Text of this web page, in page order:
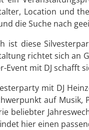
Location und
die Suche nach
ist diese
richtet sich an
Event mit DJ schafft
mit DJ
auf
beliebter
hier einen